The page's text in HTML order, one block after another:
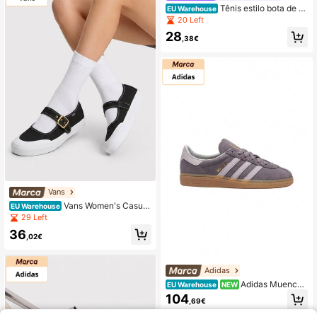
Vans
EU Warehouse Vans Women's Casual
Athletic Shoes Stylish Cushioned Pr
emium Daily Shopping Casual Blac
k VN000CRR6BT1
29 Left
36 ,02€
EU Warehouse Tênis estilo bota de n
eve Vices com cadarço largo e isol
amento
20 Left
28,38€
Adidas
EU Warehouse NEW Adidas Muenche
n Women's Sneaker Grey IH4223
104 ,69€